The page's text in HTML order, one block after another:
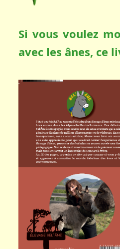
Si vous voulez
avec les ânes, ce